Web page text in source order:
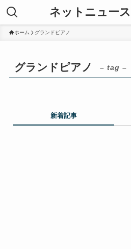
ネットニュー
ホーム グランドピアノ
グランドピアノ – tag –
新着記事